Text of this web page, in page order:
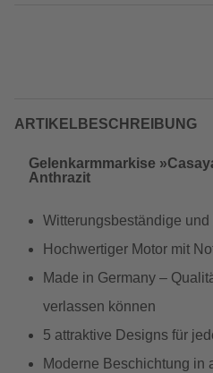
ARTIKELBESCHREIBUNG
Gelenkarmmarkise
Anthrazit
Witterungsbeständige
Hochwertiger Motor mit
Made in Germany –
verlassen können
5 attraktive Designs für
Moderne Beschichtung in